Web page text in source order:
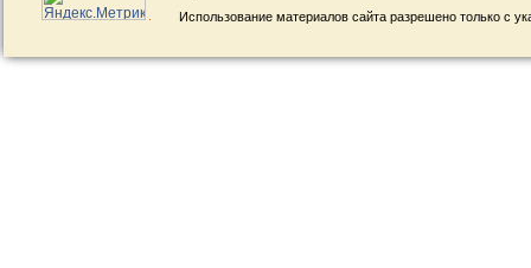
Использование материалов сайта разрешено только с